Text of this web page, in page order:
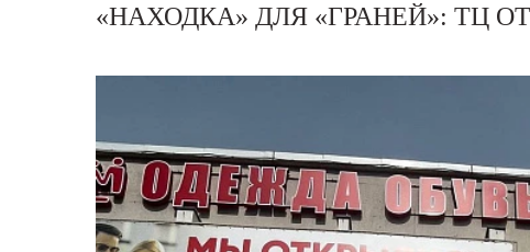
«НАХОДКА» ДЛЯ «ГРАНЕЙ»: ТЦ